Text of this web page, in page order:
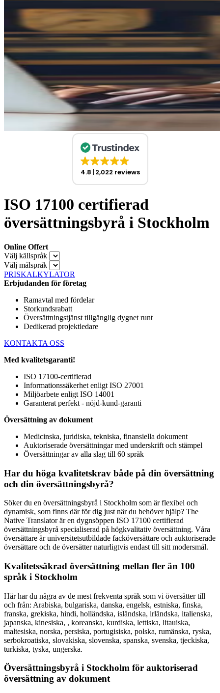
4.8 2,022 reviews
ISO 17100 certifierad
översättningsbyrå i Stockholm
Online Offert
Välj källspråk
Välj målspråk
PRISKALKYLATOR
Erbjudanden för företag
Ramavtal med fördelar
Storkundsrabatt
Översättningstjänst tillgänglig dygnet runt
Dedikerad projektledare
KONTAKTA OSS
Med kvalitetsgaranti!
ISO 17100-certifierad
Informationssäkerhet enligt ISO 27001
Miljöarbete enligt ISO 14001
Garanterat perfekt - nöjd-kund-garanti
Översättning av dokument
Medicinska, juridiska, tekniska, finansiella dokument
Auktoriserade översättningar med underskrift och stämpel
Översättningar av alla slag till 60 språk
Har du höga kvalitetskrav både på din översättning
och din översättningsbyrå?
Söker du en översättningsbyrå i Stockholm som är flexibel och
dynamisk, som finns där för dig just när du behöver hjälp? The
Native Translator är en dygnsöppen ISO 17100 certifierad
översättningsbyrå specialiserad på högkvalitativ översättning. Våra
översättare är universitetsutbildade facköversättare och auktoriserade
översättare och de översätter naturligtvis endast till sitt modersmål.
Kvalitetssäkrad översättning mellan fler än 100
språk i Stockholm
Här har du några av de mest frekventa språk som vi översätter till
och från: Arabiska, bulgariska, danska, engelsk, estniska, finska,
franska, grekiska, hindi, holländska, isländska, irländska, italienska,
japanska, kinesiska, , koreanska, kurdiska, lettiska, litauiska,
maltesiska, norska, persiska, portugisiska, polska, rumänska, ryska,
serbokroatiska, slovakiska, slovenska, spanska, svenska, tjeckiska,
turkiska, tyska, ungerska.
Översättningsbyrå i Stockholm för auktoriserad
översättning av dokument